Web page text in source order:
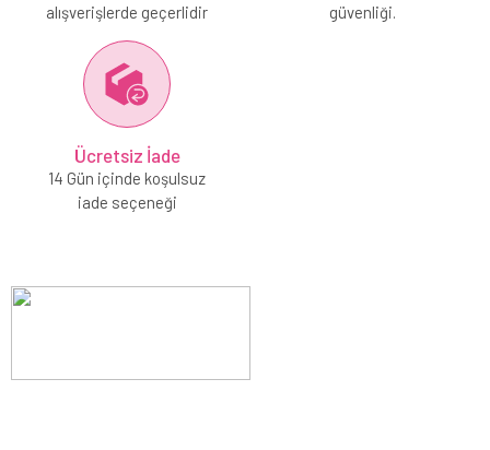
alışverişlerde geçerlidir
güvenliği.
Ücretsiz İade
14 Gün içinde koşulsuz
iade seçeneği